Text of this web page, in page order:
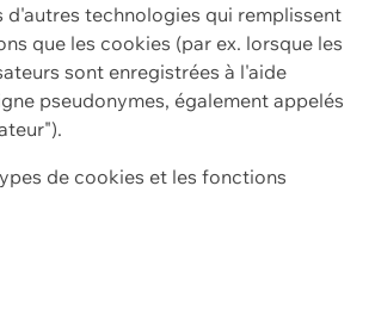
d'autres technologies qui remplissent
que les cookies (par ex. lorsque les
sont enregistrées à l'aide
pseudonymes, également appelés
de cookies et les fonctions